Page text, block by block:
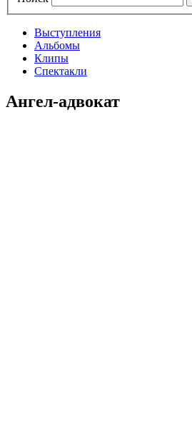
Выступления
Альбомы
Клипы
Спектакли
Ангел-адвокат